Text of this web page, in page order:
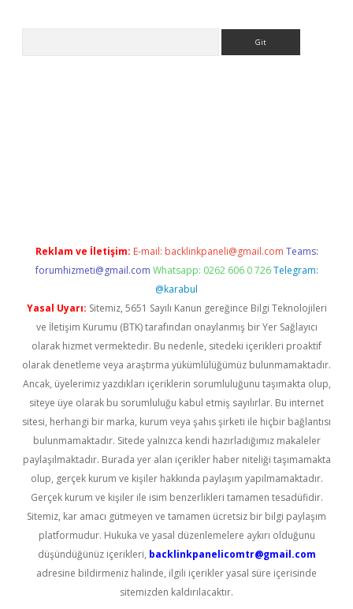
Reklam ve İletişim: E-mail: backlinkpaneli@gmail.com Teams:
forumhizmeti@gmail.com Whatsapp: 0262 606 0 726 Telegram:
@karabul
Yasal Uyarı: Sitemiz, 5651 Sayılı Kanun gereğince Bilgi Teknolojileri
ve İletişim Kurumu (BTK) tarafından onaylanmış bir Yer Sağlayıcı
olarak hizmet vermektedir. Bu nedenle, sitedeki içerikleri proaktif
olarak denetleme veya araştırma yükümlülüğümüz bulunmamaktadır.
Ancak, üyelerimiz yazdıkları içeriklerin sorumluluğunu taşımakta olup,
siteye üye olarak bu sorumluluğu kabul etmiş sayılırlar. Bu internet
sitesi, herhangi bir marka, kurum veya şahıs şirketi ile hiçbir bağlantısı
bulunmamaktadır. Sitede yalnızca kendi hazırladığımız makaleler
paylaşılmaktadır. Burada yer alan içerikler haber niteliği taşımamakta
olup, gerçek kurum ve kişiler hakkında paylaşım yapılmamaktadır.
Gerçek kurum ve kişiler ile isim benzerlikleri tamamen tesadüfidir.
Sitemiz, kar amacı gütmeyen ve tamamen ücretsiz bir bilgi paylaşım
platformudur. Hukuka ve yasal düzenlemelere aykırı olduğunu
düşündüğünüz içerikleri, backlinkpanelicomtr@gmail.com
adresine bildirmeniz halinde, ilgili içerikler yasal süre içerisinde
sitemizden kaldırılacaktır.